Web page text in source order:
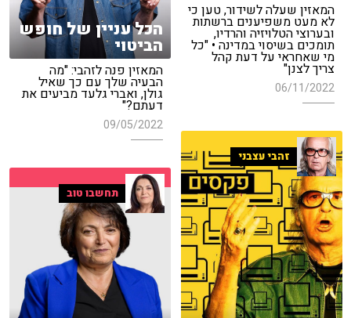
המאזין שעלה לשידור, טען כי
לא מעט משפיענים ברשתות
ובערוצי הטלויזיה והרדיו,
תומכים בשיסוי במדינה • "כל
מי שאחראי על דעת קהל
צריך לצנן"
06/11/2022
הכל עניין של חופש
הביטוי
המאזין פנה לזהבי: "מה
הבעיה שלך עם כך שאיל
גולן, ואברי גלעד מביעים את
דעתם?"
09/05/2022
זהבי עצבני
תחשבו טוב